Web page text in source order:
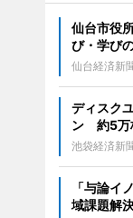
仙台市役
び・学び
仙台経済新
ディスク
ン 約5万
池袋経済新
「与論
域課題解